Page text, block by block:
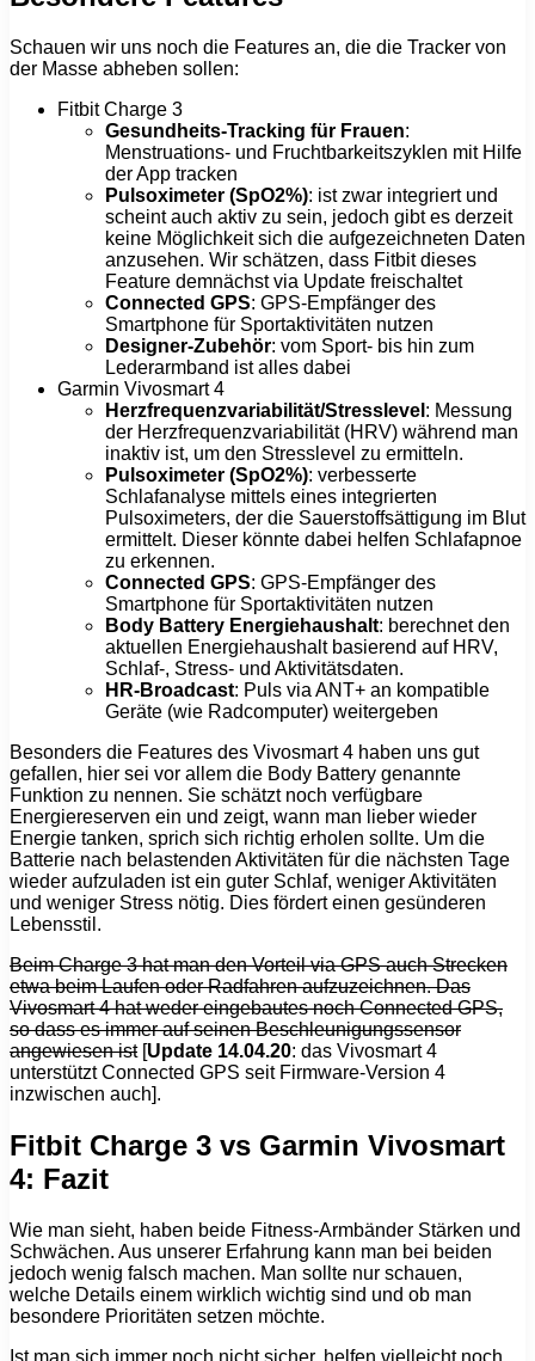
Schauen wir uns noch die Features an, die die Tracker von
der Masse abheben sollen:
Fitbit Charge 3
Gesundheits-Tracking für Frauen:
Menstruations- und Fruchtbarkeitszyklen mit Hilfe
der App tracken
Pulsoximeter (SpO2%): ist zwar integriert und
scheint auch aktiv zu sein, jedoch gibt es derzeit
keine Möglichkeit sich die aufgezeichneten Daten
anzusehen. Wir schätzen, dass Fitbit dieses
Feature demnächst via Update freischaltet
Connected GPS: GPS-Empfänger des
Smartphone für Sportaktivitäten nutzen
Designer-Zubehör: vom Sport- bis hin zum
Lederarmband ist alles dabei
Garmin Vivosmart 4
Herzfrequenzvariabilität/Stresslevel : Messung
der Herzfrequenzvariabilität (HRV) während man
inaktiv ist, um den Stresslevel zu ermitteln.
Pulsoximeter (SpO2%): verbesserte
Schlafanalyse mittels eines integrierten
Pulsoximeters, der die Sauerstoffsättigung im Blut
ermittelt. Dieser könnte dabei helfen Schlafapnoe
zu erkennen.
Connected GPS: GPS-Empfänger des
Smartphone für Sportaktivitäten nutzen
Body Battery Energiehaushalt: berechnet den
aktuellen Energiehaushalt basierend auf HRV,
Schlaf-, Stress- und Aktivitätsdaten.
HR-Broadcast: Puls via ANT+ an kompatible
Geräte (wie Radcomputer) weitergeben
Besonders die Features des Vivosmart 4 haben uns gut
gefallen, hier sei vor allem die Body Battery genannte
Funktion zu nennen. Sie schätzt noch verfügbare
Energiereserven ein und zeigt, wann man lieber wieder
Energie tanken, sprich sich richtig erholen sollte. Um die
Batterie nach belastenden Aktivitäten für die nächsten Tage
wieder aufzuladen ist ein guter Schlaf, weniger Aktivitäten
und weniger Stress nötig. Dies fördert einen gesünderen
Lebensstil.
Beim Charge 3 hat man den Vorteil via GPS auch Strecken
etwa beim Laufen oder Radfahren aufzuzeichnen. Das
Vivosmart 4 hat weder eingebautes noch Connected GPS,
so dass es immer auf seinen Beschleunigungssensor
angewiesen ist[Update 14.04.20: das Vivosmart 4
unterstützt Connected GPS seit Firmware-Version 4
inzwischen auch].
Fitbit Charge 3 vs Garmin Vivosmart
4: Fazit
Wie man sieht, haben beide Fitness-Armbänder Stärken und
Schwächen. Aus unserer Erfahrung kann man bei beiden
jedoch wenig falsch machen. Man sollte nur schauen,
welche Details einem wirklich wichtig sind und ob man
besondere Prioritäten setzen möchte.
Ist man sich immer noch nicht sicher, helfen vielleicht noch